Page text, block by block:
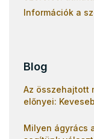
Információk a
Blog
Az összehajtott
előnyei:
Milyen ágyrács